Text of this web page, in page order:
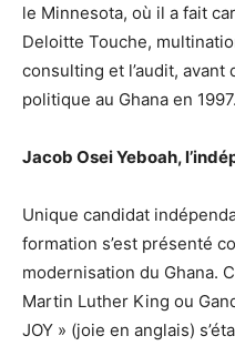
le Minnesota, où il a fait
Deloitte Touche,
consulting et l’audit,
politique au Ghana en 1997.
Jacob Osei Yeboah,
Unique candidat
formation s’est présenté
modernisation du Ghana.
Martin Luther King ou
JOY » (joie en anglais)